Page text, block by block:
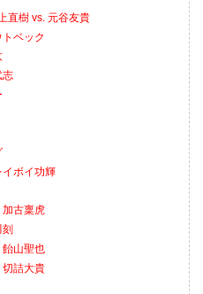
直樹 vs. 元谷友貴
ベック
志
イボイ功輝
加古稟虎
飴山聖也
切詰大貴